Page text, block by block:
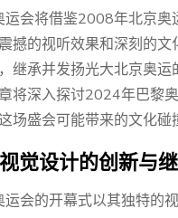
会将借鉴2008年北京奥
撼的视听效果和深刻的
继承并发扬光大北京奥
将深入探讨2024年巴黎
场盛会可能带来的文化碰
觉设计的创新与
会的开幕式以其独特的